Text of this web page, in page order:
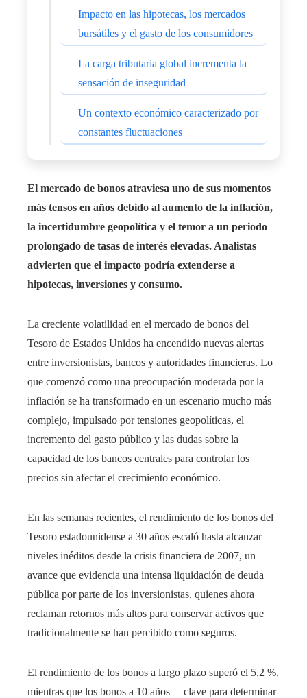
Impacto en las hipotecas, los mercados
bursátiles y el gasto de los consumidores
La carga tributaria global incrementa la
sensación de inseguridad
Un contexto económico caracterizado por
constantes fluctuaciones
El mercado de bonos atraviesa uno de sus momentos
más tensos en años debido al aumento de la inflación,
la incertidumbre geopolítica y el temor a un periodo
prolongado de tasas de interés elevadas. Analistas
advierten que el impacto podría extenderse a
hipotecas, inversiones y consumo.
La creciente volatilidad en el mercado de bonos del
Tesoro de Estados Unidos ha encendido nuevas alertas
entre inversionistas, bancos y autoridades financieras. Lo
que comenzó como una preocupación moderada por la
inflación se ha transformado en un escenario mucho más
complejo, impulsado por tensiones geopolíticas, el
incremento del gasto público y las dudas sobre la
capacidad de los bancos centrales para controlar los
precios sin afectar el crecimiento económico.
En las semanas recientes, el rendimiento de los bonos del
Tesoro estadounidense a 30 años escaló hasta alcanzar
niveles inéditos desde la crisis financiera de 2007, un
avance que evidencia una intensa liquidación de deuda
pública por parte de los inversionistas, quienes ahora
reclaman retornos más altos para conservar activos que
tradicionalmente se han percibido como seguros.
El rendimiento de los bonos a largo plazo superó el 5,2 %,
mientras que los bonos a 10 años —clave para determinar